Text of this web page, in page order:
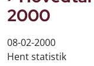
2000
08-02-2000
Hent statistik